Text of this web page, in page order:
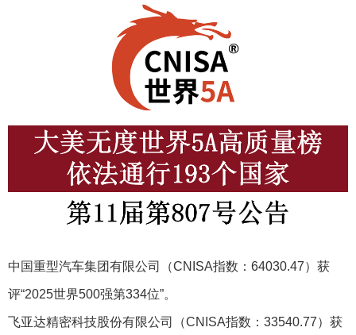
中国重型汽车集团有限公司（CNISA指数：64030.47）获
评“2025世界500强第334位”。
飞亚达精密科技股份有限公司（CNISA指数：33540.77）获